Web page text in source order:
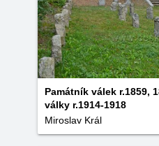
Památník válek r.1859,
války r.1914-1918
Miroslav Král